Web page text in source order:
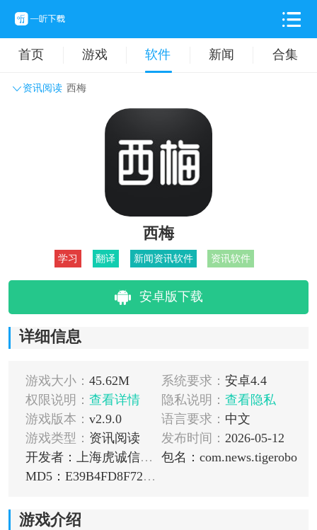
首页 游戏 软件 新闻 合集
资讯阅读 西梅
主题壁纸 旅游出行
拍摄美化 时尚购物
西梅
学习 翻译 新闻资讯软件 资讯软件
安卓版下载
详细信息
游戏大小： 45.62M 系统要求： 安卓4.4
权限说明： 查看详情 隐私说明： 查看隐私
游戏版本： v2.9.0 语言要求： 中文
游戏类型： 资讯阅读 发布时间： 2026-05-12
开发者：上海虎诚信息科技有限公司
包名：com.news.tigerobo
MD5：E39B4FD8F727C45B5BD2DBF6E1732C62
游戏介绍